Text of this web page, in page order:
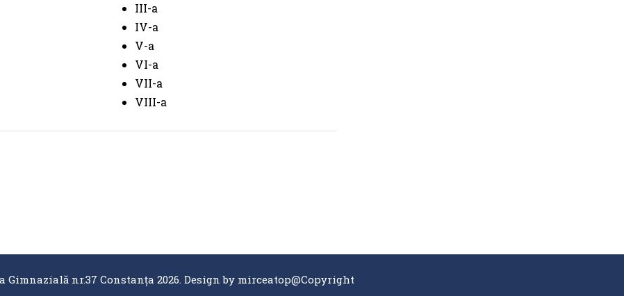
III-a
IV-a
V-a
VI-a
VII-a
VIII-a
Gimnazială nr.37 Constanța 2026. Design by mirceatop@Copyright